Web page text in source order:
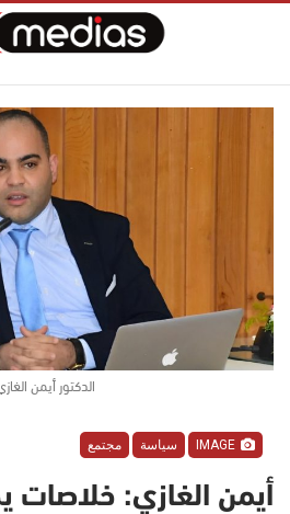
الدكتور أيمن
سياسة مجتمع
أيمن الغازي: خلاصات